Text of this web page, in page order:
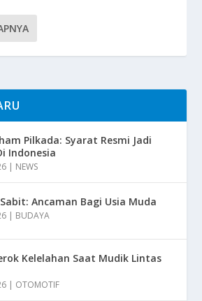
Pilkada: Syarat Resmi Jadi
Indonesia
| NEWS
Ancaman Bagi Usia Muda
| BUDAYA
Kelelahan Saat Mudik Lintas
| OTOMOTIF